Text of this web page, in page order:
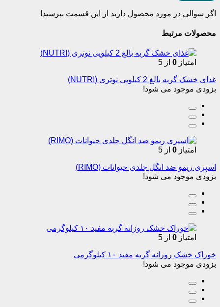
اگر سوالی در مورد محصول دارید از این قسمت بپرسید!
محصولات مرتبط
امتیاز 0 از 5
غذای خشک گربه بالغ 2 کیلویی نوتری (NUTRI)
بزودی موجود می شود!
امتیاز 0 از 5
اسپری ریمو ضد انگل جلدی حیوانات (RIMO)
بزودی موجود می شود!
امتیاز 0 از 5
خوراک خشک روزانه گربه مفید ۱۰ کیلوگرمی
بزودی موجود می شود!